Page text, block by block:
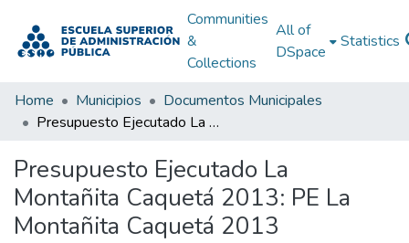
Communities
&
Collections
All of
DSpace
Statistics
Home Municipios
Documentos Municipales
Presupuesto Ejecutado La Montañita Caquetá 2013: PE La Montañita Caquetá 2013
Presupuesto Ejecutado La
Montañita Caquetá 2013: PE La
Montañita Caquetá 2013